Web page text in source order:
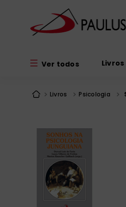
Ver todos Livros
Livros Psicologia